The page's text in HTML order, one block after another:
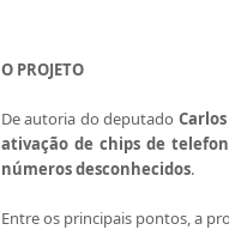
O PROJETO
De autoria do deputado
ativação de chips de
números desconhecidos.
Entre os principais pontos, a